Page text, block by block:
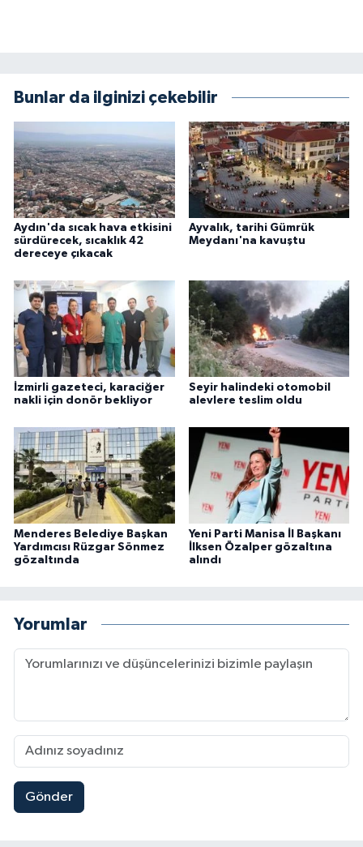
Bunlar da ilginizi çekebilir
Aydın'da sıcak hava etkisini
sürdürecek, sıcaklık 42
dereceye çıkacak
Ayvalık, tarihi Gümrük
Meydanı'na kavuştu
İzmirli gazeteci, karaciğer
nakli için donör bekliyor
Seyir halindeki otomobil
alevlere teslim oldu
Menderes Belediye Başkan
Yardımcısı Rüzgar Sönmez
gözaltında
Yeni Parti Manisa İl Başkanı
İlksen Özalper gözaltına
alındı
Yorumlar
Gönder